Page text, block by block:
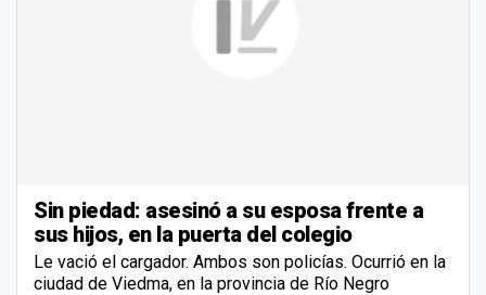
Sin piedad: asesinó a su esposa frente a
sus hijos, en la puerta del colegio
Le vació el cargador. Ambos son policías. Ocurrió en la
ciudad de Viedma, en la provincia de Río Negro